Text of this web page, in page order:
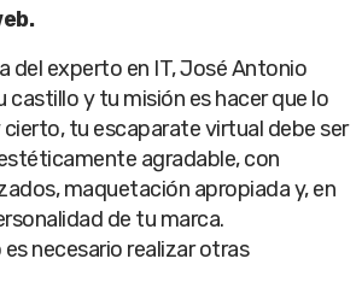
del experto en IT, José Antonio
y tu misión es hacer que lo
tu escaparate virtual debe ser
agradable, con
maquetación apropiada y, en
de tu marca.
necesario realizar otras